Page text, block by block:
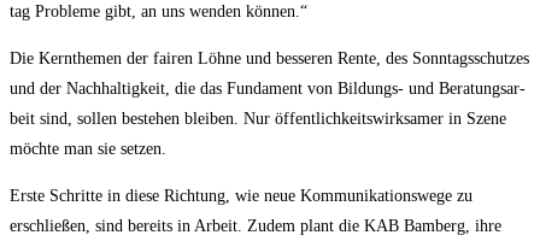
tag Pro­ble­me gibt, an uns wen­den können.“
Die Kern­the­men der fai­ren Löh­ne und bes­se­ren Ren­te, des Sonn­tags­schut­zes
und der Nach­hal­tig­keit, die das Fun­da­ment von Bil­dungs- und Bera­tungs­ar­
beit sind, sol­len bestehen blei­ben. Nur öffent­lich­keits­wirk­sa­mer in Sze­ne
möch­te man sie setzen.
Ers­te Schrit­te in die­se Rich­tung, wie neue Kom­mu­ni­ka­ti­ons­we­ge zu
erschlie­ßen, sind bereits in Arbeit. Zudem plant die KAB Bam­berg, ihre